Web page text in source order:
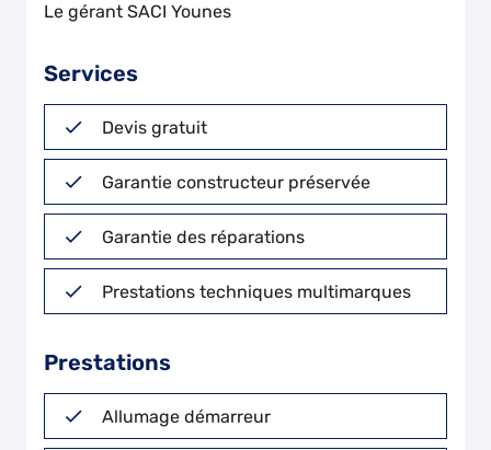
Le gérant SACI Younes
Services
Devis gratuit
Garantie constructeur préservée
Garantie des réparations
Prestations techniques multimarques
Prestations
Allumage démarreur